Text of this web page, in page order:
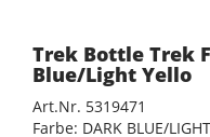
Trek Bottle Trek
Blue/Light Yello
Art.Nr. 5319471
Farbe: DARK BLUE/